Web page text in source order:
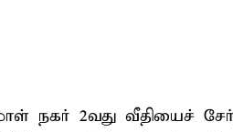
நகர் 2வது வீதியைச்